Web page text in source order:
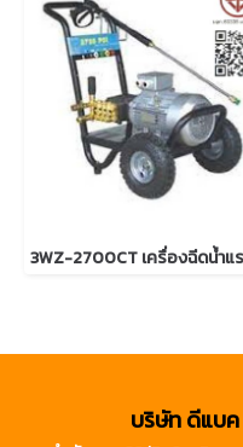
บริษัท ดีแบค